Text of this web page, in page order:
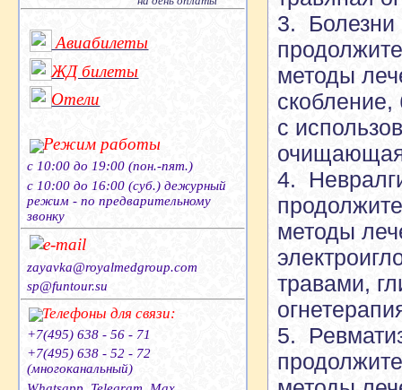
Авиабилеты
ЖД билеты
Отели
Режим работы
с 10:00 до 19:00 (пон.-пят.)
с 10:00 до 16:00 (суб.) дежурный
режим - по предварительному
звонку
e-mail
zayavka@royalmedgroup.com
sp@funtour.su
Телефоны для связи:
+7(495) 638 - 56 - 71
+7(495) 638 - 52 - 72
(многоканальный)
3. Болезни
методы
скобление,
с
очищающая
4.
методы
травами,
5.